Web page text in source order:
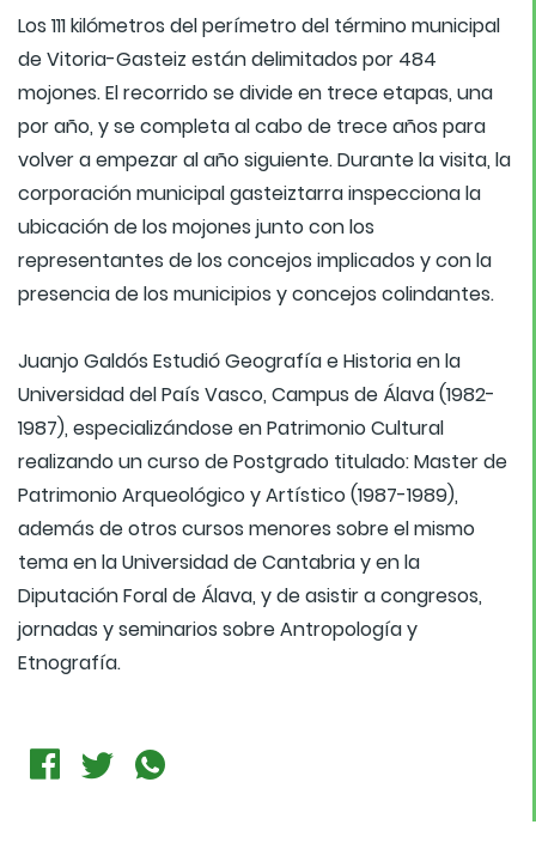
Los 111 kilómetros del perímetro del término municipal
de Vitoria-Gasteiz están delimitados por 484
mojones. El recorrido se divide en trece etapas, una
por año, y se completa al cabo de trece años para
volver a empezar al año siguiente. Durante la visita, la
corporación municipal gasteiztarra inspecciona la
ubicación de los mojones junto con los
representantes de los concejos implicados y con la
presencia de los municipios y concejos colindantes.
Juanjo Galdós Estudió Geografía e Historia en la
Universidad del País Vasco, Campus de Álava (1982-
1987), especializándose en Patrimonio Cultural
realizando un curso de Postgrado titulado: Master de
Patrimonio Arqueológico y Artístico (1987-1989),
además de otros cursos menores sobre el mismo
tema en la Universidad de Cantabria y en la
Diputación Foral de Álava, y de asistir a congresos,
jornadas y seminarios sobre Antropología y
Etnografía.